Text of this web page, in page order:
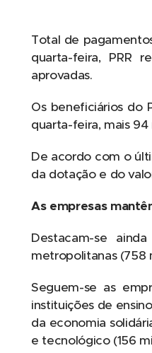
Total de
quarta-feira, PRR
aprovadas.
Os beneficiários do
quarta-feira, mais
De acordo com o
da dotação e do
As empresas
Destacam-se
metropolitanas (758
Seguem-se as
instituições de
da economia
e tecnológico (156